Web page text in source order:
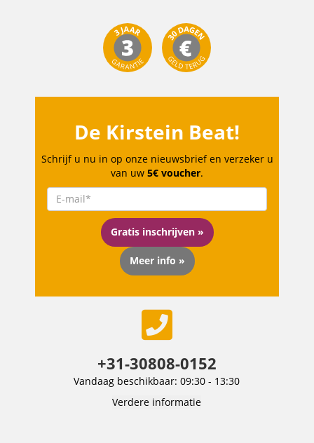
De Kirstein Beat!
Schrijf u nu in op onze nieuwsbrief en verzeker u
van uw 5€ voucher.
Gratis inschrijven »
Meer info »
+31-30808-0152
Vandaag beschikbaar: 09:30 - 13:30
Verdere informatie